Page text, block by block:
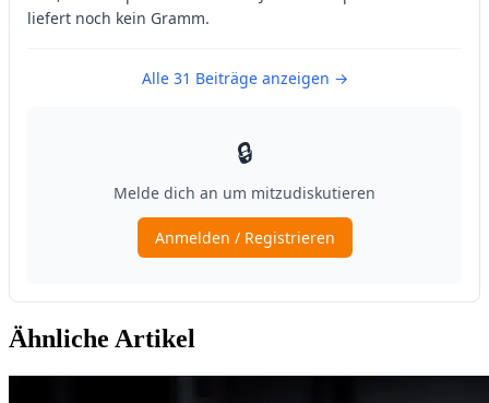
Ähnliche Artikel